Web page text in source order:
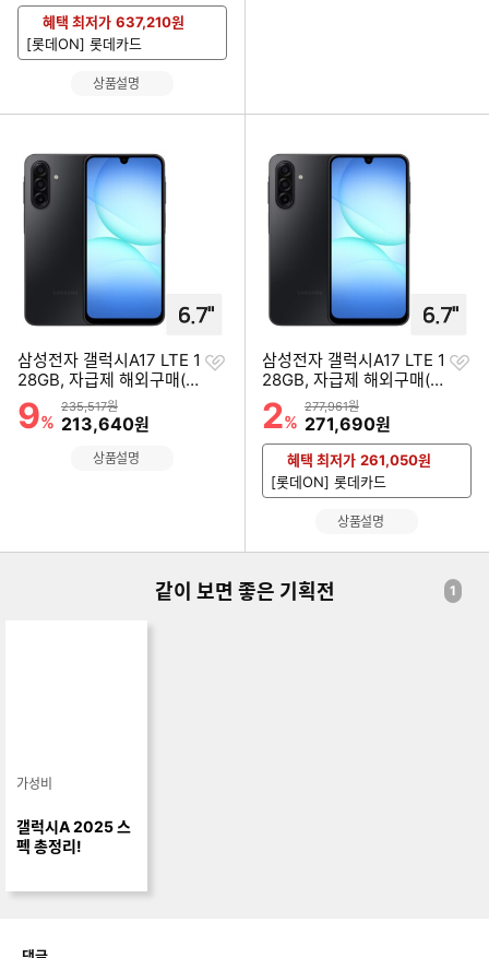
혜택 최저가 637,210원
[롯데ON] 롯데카드
상품설명
삼성전자 갤럭시A17 LTE 1
28GB, 자급제 해외구매(램
4GB)
할인률
9%
상품금액
235,517원
할인금액
213,640원
찜
상품설명
삼성전자 갤럭시A17 LTE 1
28GB, 자급제 해외구매(램
6GB)
할인률
2%
상품금액
277,961원
할인금액
271,690원
찜
혜택 최저가 261,050원
[롯데ON] 롯데카드
상품설명
같이 보면 좋은 기획전 1
가성비
갤럭시A 2025 스
펙 총정리!